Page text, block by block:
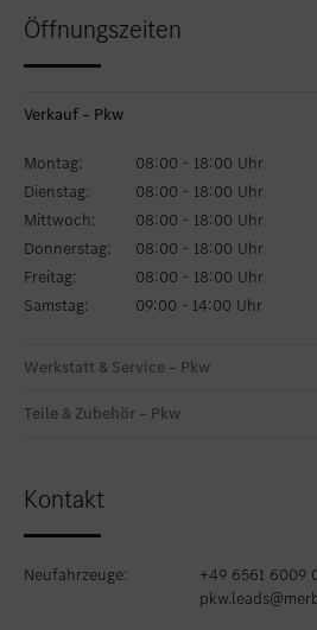
Öffnungszeiten
Verkauf – Pkw
Montag:
08:00 - 18:00 Uhr
Dienstag:
08:00 - 18:00 Uhr
Mittwoch:
08:00 - 18:00 Uhr
Donnerstag:
08:00 - 18:00 Uhr
Freitag:
08:00 - 18:00 Uhr
Samstag:
09:00 - 14:00 Uhr
Werkstatt & Service – Pkw
Teile & Zubehör – Pkw
Kontakt
Neufahrzeuge:
+49 6561 6009